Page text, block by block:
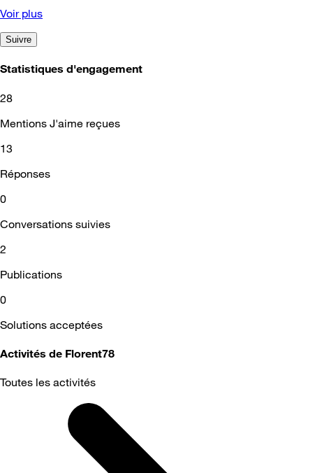
Voir plus
Suivre
Statistiques d'engagement
28
Mentions J'aime reçues
13
Réponses
0
Conversations suivies
2
Publications
0
Solutions acceptées
Activités de Florent78
Toutes les activités